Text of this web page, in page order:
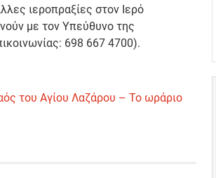
ιεροπραξίες στον Ιερό
με τον Υπεύθυνο της
698 667 4700).
του Αγίου Λαζάρου – Το ωράριο